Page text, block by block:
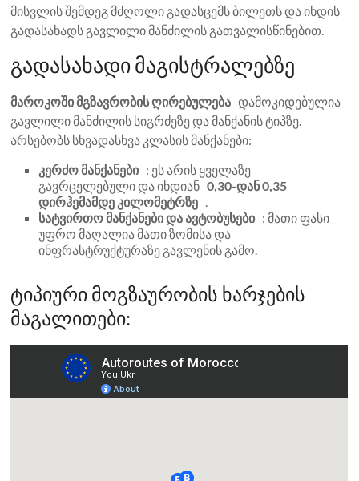
მისვლის შემდეგ მძღოლი გადასცემს ბილეთს და იხდის
გადასახადს გავლილი მანძილის გათვალისწინებით.
გადასახადი მაგისტრალებზე
მაროკოში მგზავრობის ღირებულება დამოკიდებულია
გავლილი მანძილის სიგრძეზე და მანქანის ტიპზე.
არსებობს სხვადასხვა კლასის მანქანები:
კერძო მანქანები : ეს არის ყველაზე
გავრცელებული და იხდიან0,30-დან 0,35
დირჰემამდე კილომეტრზე .
სატვირთო მანქანები და ავტობუსები : მათი ფასი
უფრო მაღალია მათი ზომისა და
ინფრასტრუქტურაზე გავლენის გამო.
ტიპიური მოგზაურობის ხარჯების
მაგალითები: